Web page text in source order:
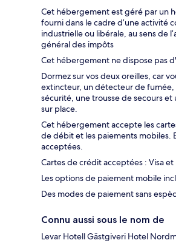
Cet hébergement est géré par un
fourni dans le cadre d’une activité
industrielle ou libérale, au sens de
général des impôts
Cet hébergement ne dispose pas
Dormez sur vos deux oreilles, car
extincteur, un détecteur de fumée,
sécurité, une trousse de secours
sur place.
Cet hébergement accepte les
de débit et les paiements mobiles.
acceptées.
Cartes de crédit acceptées : Visa
Les options de paiement mobile
Des modes de paiement sans
Connu aussi sous le nom de
Levar Hotell Gästgiveri Hotel